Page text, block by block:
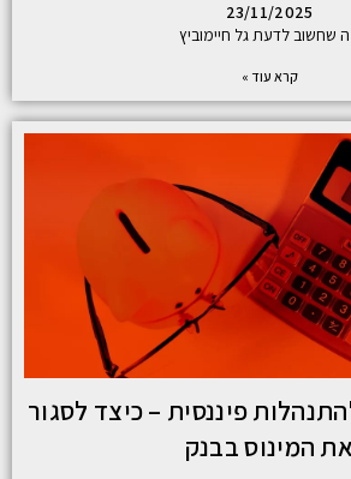
23/11/2025
שחשוב לדעת גל חיימוביץ
קרא עוד »
פיננסית – כיצד לסגור
את המינוס בבנק